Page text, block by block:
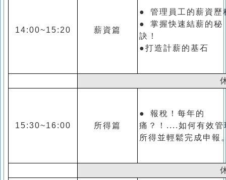
14:00~15:20 薪資篇
● 管理員工的薪資歷
● 掌握快速結薪的秘
訣！
●打造計薪的基石
15:30~16:00 所得篇
● 報稅！每年的
痛？！....如何有效管
所得並輕鬆完成申報